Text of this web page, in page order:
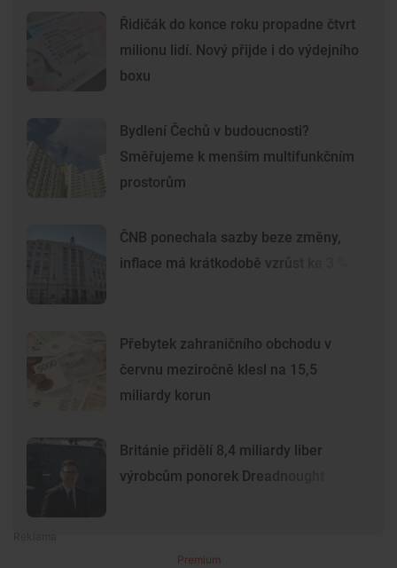
Řidičák do konce roku propadne čtvrt
milionu lidí. Nový přijde i do výdejního
boxu
Bydlení Čechů v budoucnosti?
Směřujeme k menším multifunkčním
prostorům
ČNB ponechala sazby beze změny,
inflace má krátkodobě vzrůst ke 3 %
Přebytek zahraničního obchodu v
červnu meziročně klesl na 15,5
miliardy korun
Británie přidělí 8,4 miliardy liber
výrobcům ponorek Dreadnought
Premium